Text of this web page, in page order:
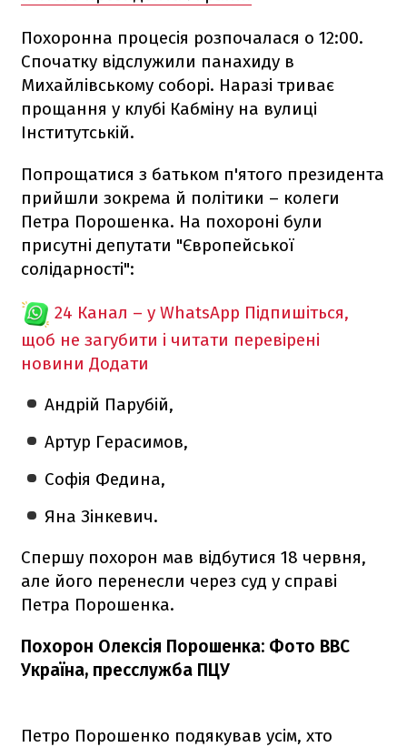
Похоронна процесія розпочалася о 12:00.
Спочатку відслужили панахиду в
Михайлівському соборі. Наразі триває
прощання у клубі Кабміну на вулиці
Інститутській.
Попрощатися з батьком п'ятого президента
прийшли зокрема й політики – колеги
Петра Порошенка. На похороні були
присутні депутати "Європейської
солідарності":
24 Канал – у WhatsApp Підпишіться,
щоб не загубити і читати перевірені
новини Додати
Андрій Парубій,
Артур Герасимов,
Софія Федина,
Яна Зінкевич.
Спершу похорон мав відбутися 18 червня,
але його перенесли через суд у справі
Петра Порошенка.
Похорон Олексія Порошенка: Фото BBC
Україна, пресслужба ПЦУ
Петро Порошенко подякував усім, хто